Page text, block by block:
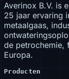
Averinox B.V. is
25 jaar ervaring
metaalgaas,
de petrochemie,
Europa.
Producten